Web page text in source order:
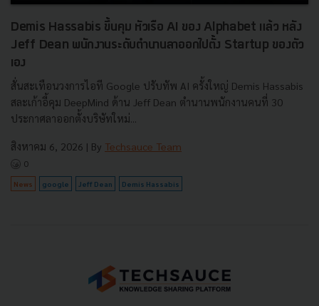
Demis Hassabis ขึ้นคุม หัวเรือ AI ของ Alphabet แล้ว หลัง
Jeff Dean พนักงานระดับตำนานลาออกไปตั้ง Startup ของตัว
เอง
สั่นสะเทือนวงการไอที Google ปรับทัพ AI ครั้งใหญ่ Demis Hassabis
สละเก้าอี้คุม DeepMind ด้าน Jeff Dean ตำนานพนักงานคนที่ 30
ประกาศลาออกตั้งบริษัทใหม่...
สิงหาคม 6, 2026 | By Techsauce Team
0
News google Jeff Dean Demis Hassabis